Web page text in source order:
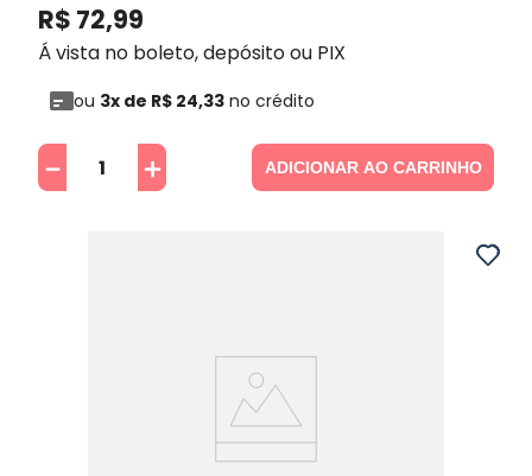
R$ 72,99
Á vista no boleto, depósito ou PIX
ou 3x de R$ 24,33 no crédito
＋
－ ADICIONAR AO CARRINHO